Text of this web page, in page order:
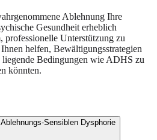
Ablehnung Ihre
Gesundheit erheblich
professionelle Unterstützung zu
helfen, Bewältigungsstrategien
Bedingungen wie ADHS zu
könnten.
Sensiblen Dysphorie